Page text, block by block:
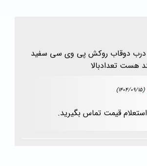
درب دوقاب روکش پی وی سی سفید
(1404/09/15)
قیمت تماس بگیرید.